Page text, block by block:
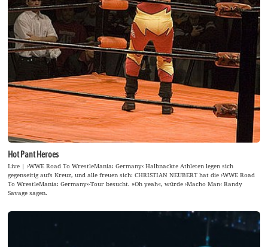
Hot Pant Heroes
Live | ›WWE Road To WrestleMania: Germany‹ Halbnackte Athleten legen sich
gegenseitig aufs Kreuz, und alle freuen sich: CHRISTIAN NEUBERT hat die ›WWE Road
To WrestleMania: Germany‹-Tour besucht. »Oh yeah«, würde ›Macho Man‹ Randy
Savage sagen.